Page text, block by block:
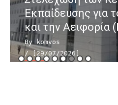
Εκπαίδευσης για
και την Αειφορία
By komvos
/ [29/07/2026]